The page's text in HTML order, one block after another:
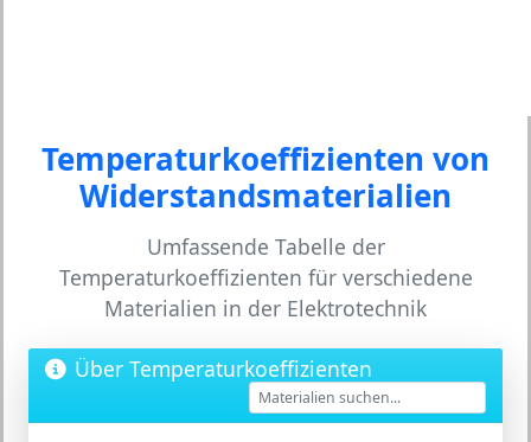
Temperaturkoeffizienten von
Widerstandsmaterialien
Umfassende Tabelle der
Temperaturkoeffizienten für verschiedene
Materialien in der Elektrotechnik
Über Temperaturkoeffizienten